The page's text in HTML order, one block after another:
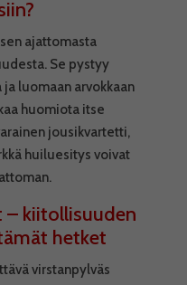
ajattomasta
Se pystyy
luomaan arvokkaan
huomiota itse
jousikvartetti,
huiluesitys voivat
– kiitollisuuden
hetket
virstanpylväs